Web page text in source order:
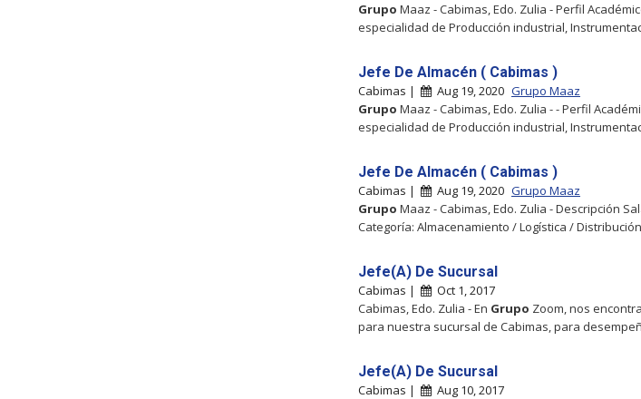
Grupo Maaz - Cabimas, Edo. Zulia - Perfil
especialidad de Producción industrial,
Jefe De Almacén ( Cabimas )
Cabimas | Aug 19, 2020 Grupo Maaz
Grupo Maaz - Cabimas, Edo. Zulia - - Perfil
especialidad de Producción industrial,
Jefe De Almacén ( Cabimas )
Cabimas | Aug 19, 2020 Grupo Maaz
Grupo Maaz - Cabimas, Edo. Zulia - Descripción
Categoría: Almacenamiento / Logística /
Jefe(A) De Sucursal
Cabimas |
Oct 1, 2017
Cabimas, Edo. Zulia - En Grupo Zoom, nos
para nuestra sucursal de Cabimas, para
Jefe(A) De Sucursal
Cabimas |
Aug 10, 2017